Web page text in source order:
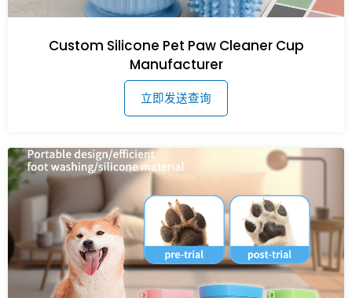
Custom Silicone Pet Paw Cleaner Cup
Manufacturer
立即发送查询